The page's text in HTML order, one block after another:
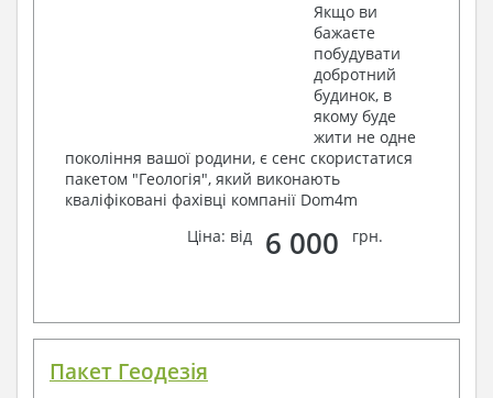
Якщо ви
бажаєте
побудувати
добротний
будинок, в
якому буде
жити не одне
покоління вашої родини, є сенс скористатися
пакетом "Геологія", який виконають
кваліфіковані фахівці компанії Dom4m
Ціна: від
6 000 грн.
Пакет Геодезія